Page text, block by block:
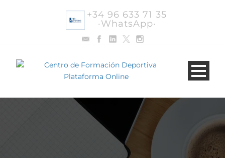
+34 96 633 71 35
·WhatsApp·